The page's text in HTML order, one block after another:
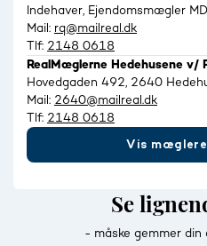
Indehaver, Ejendomsmægler
Mail: rq@mailreal.dk
Tlf: 2148 0618
RealMæglerne Hedehusene v/
Hovedgaden 492, 2640
Mail: 2640@mailreal.dk
Tlf: 2148 0618
Vis
Se
- måske gemmer din